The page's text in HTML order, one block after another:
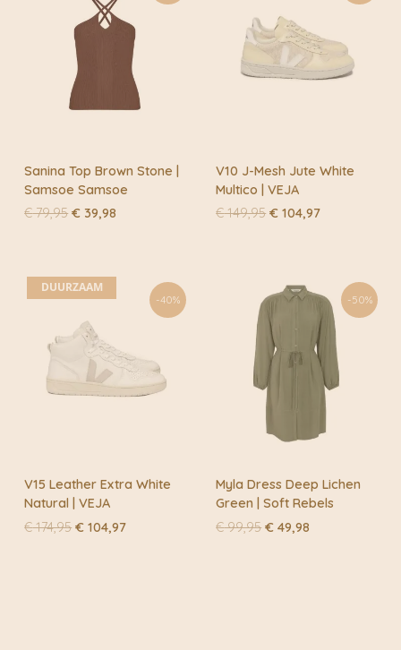
Sanina Top Brown Stone |
Samsoe Samsoe
€79,95 Oorspronkelijke
€ 39,98
V10 J-Mesh Jute White
Multico | VEJA
€149,95 Oorspronkelijke
€ 104,97Huidige
-40%
DUURZAAM
V15 Leather Extra White
Natural | VEJA
€174,95 Oorspronkelijke
€ 104,97Huidige
-50%
Myla Dress Deep Lichen
Green | Soft Rebels
€99,95 Oorspronkelijke
€ 49,98